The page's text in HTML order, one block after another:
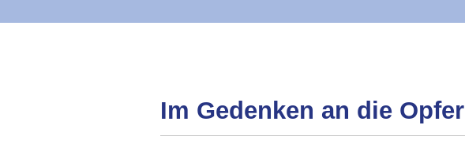
Im Gedenken an die Opfer